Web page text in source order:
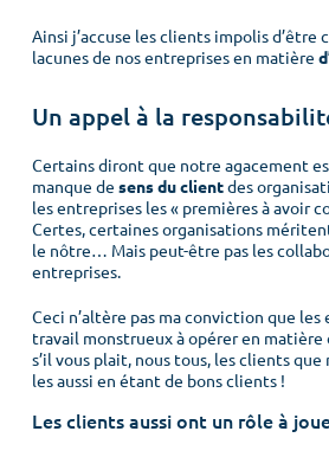
Ainsi j’accuse les clients impolis d’être
lacunes de nos entreprises en matière
Un appel à la
Certains diront que notre agacement
manque de sens du clientdes
les entreprises les « premières à avoir
Certes, certaines organisations
le nôtre… Mais peut-être pas les
entreprises.
Ceci n’altère pas ma conviction que
travail monstrueux à opérer en matière
s’il vous plait, nous tous, les clients que
les aussi en étant de bons clients !
Les clients aussi ont un rôle à